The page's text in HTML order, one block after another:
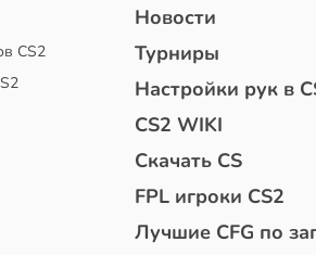
CS2
Новости
Турниры
Настройки рук в
CS2 WIKI
Скачать CS
FPL игроки CS2
Лучшие CFG по